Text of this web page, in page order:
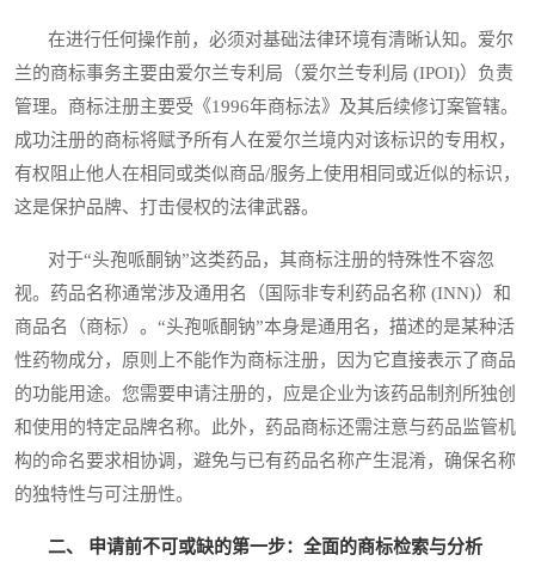
在进行任何操作前，必须对基础法律环境有清晰认知。爱尔
兰的商标事务主要由爱尔兰专利局（爱尔兰专利局 (IPOI)）负责
管理。商标注册主要受《1996年商标法》及其后续修订案管辖。
成功注册的商标将赋予所有人在爱尔兰境内对该标识的专用权，
有权阻止他人在相同或类似商品/服务上使用相同或近似的标识，
这是保护品牌、打击侵权的法律武器。
对于“头孢哌酮钠”这类药品，其商标注册的特殊性不容忽
视。药品名称通常涉及通用名（国际非专利药品名称 (INN)）和
商品名（商标）。“头孢哌酮钠”本身是通用名，描述的是某种活
性药物成分，原则上不能作为商标注册，因为它直接表示了商品
的功能用途。您需要申请注册的，应是企业为该药品制剂所独创
和使用的特定品牌名称。此外，药品商标还需注意与药品监管机
构的命名要求相协调，避免与已有药品名称产生混淆，确保名称
的独特性与可注册性。
二、 申请前不可或缺的第一步：全面的商标检索与分析